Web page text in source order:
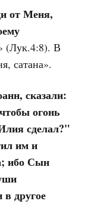
от Меня,
(Лук.4:8). В
сатана».
сказали:
огонь
сделал?"
им и
ибо Сын
другое